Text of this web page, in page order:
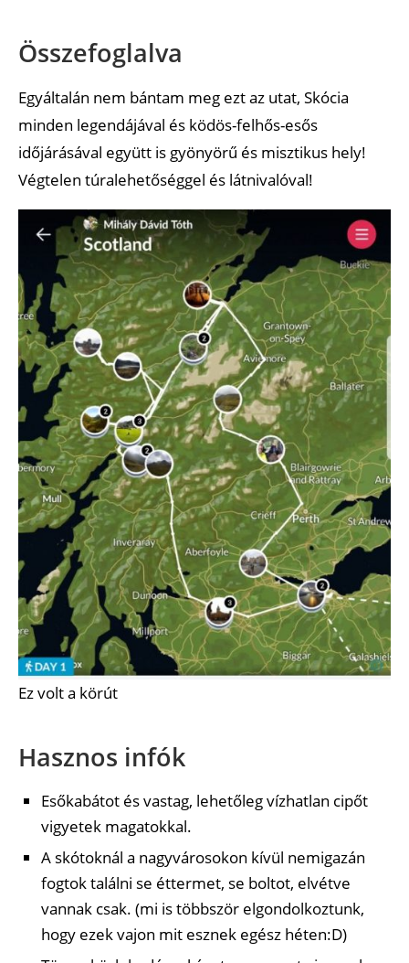
Összefoglalva
Egyáltalán nem bántam meg ezt az utat, Skócia
minden legendájával és ködös-felhős-esős
időjárásával együtt is gyönyörű és misztikus hely!
Végtelen túralehetőséggel és látnivalóval!
Ez volt a körút
Hasznos infók
Esőkabátot és vastag, lehetőleg vízhatlan cipőt
vigyetek magatokkal.
A skótoknál a nagyvárosokon kívül nemigazán
fogtok találni se éttermet, se boltot, elvétve
vannak csak. (mi is többször elgondolkoztunk,
hogy ezek vajon mit esznek egész héten:D)